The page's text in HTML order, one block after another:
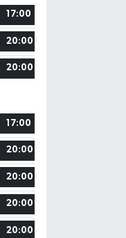
17:00
20:00
20:00
17:00
20:00
20:00
20:00
20:00